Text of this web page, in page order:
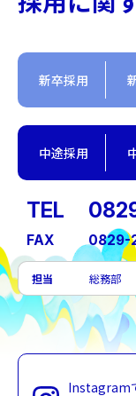
新卒採用
中途採用
TEL
FAX 0829-
担当 総務部
Instagram